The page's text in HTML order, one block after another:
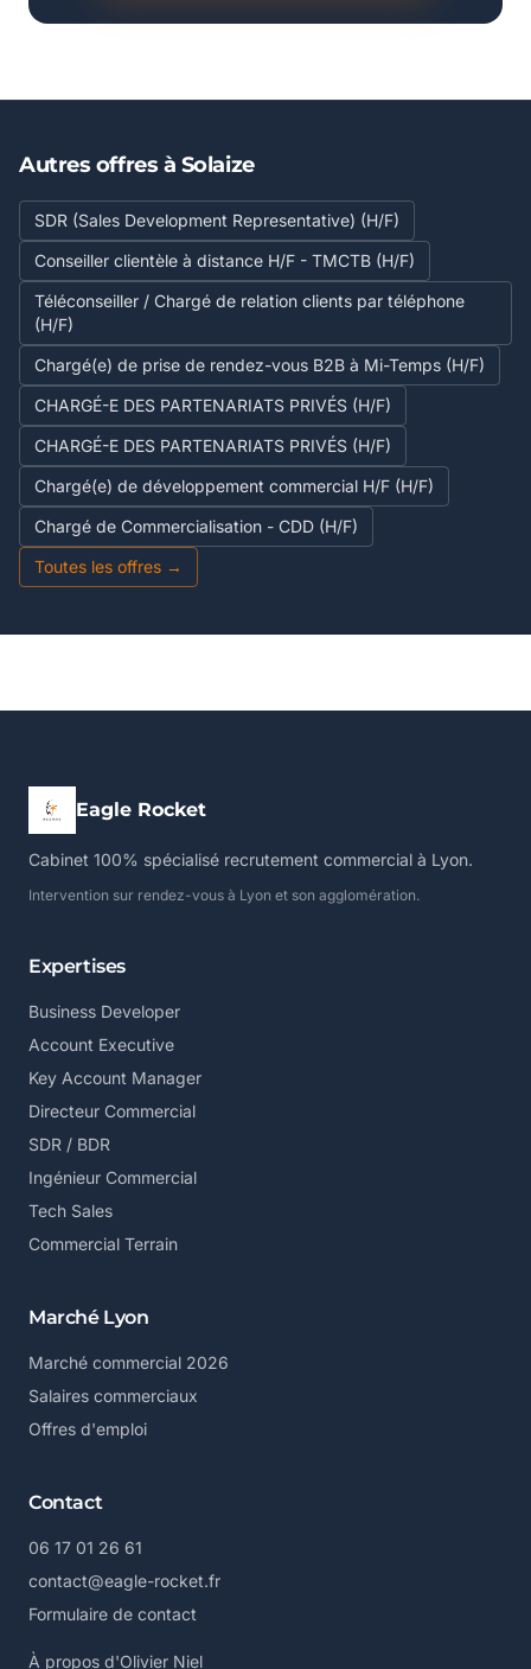
Autres offres à Solaize
SDR (Sales Development Representative) (H/F)
Conseiller clientèle à distance H/F - TMCTB (H/F)
Téléconseiller / Chargé de relation clients par téléphone
(H/F)
Chargé(e) de prise de rendez-vous B2B à Mi-Temps (H/F)
CHARGÉ-E DES PARTENARIATS PRIVÉS (H/F)
CHARGÉ-E DES PARTENARIATS PRIVÉS (H/F)
Chargé(e) de développement commercial H/F (H/F)
Chargé de Commercialisation - CDD (H/F)
Toutes les offres →
Eagle Rocket
Cabinet 100% spécialisé recrutement commercial à Lyon.
Intervention sur rendez-vous à Lyon et son agglomération.
Expertises
Business Developer
Account Executive
Key Account Manager
Directeur Commercial
SDR / BDR
Ingénieur Commercial
Tech Sales
Commercial Terrain
Marché Lyon
Marché commercial 2026
Salaires commerciaux
Offres d'emploi
Contact
06 17 01 26 61
contact@eagle-rocket.fr
Formulaire de contact
À propos d'Olivier Niel